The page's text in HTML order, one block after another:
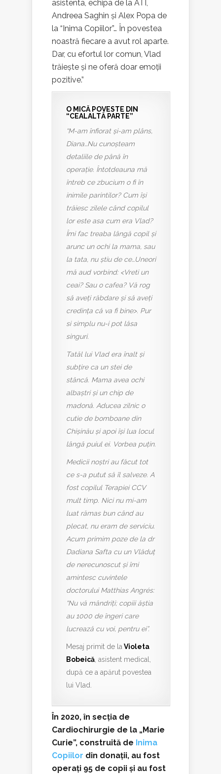
asistenta, echipa de la ATI,
Andreea Saghin și Alex Popa de
la “Inima Copiilor”… În povestea
noastră fiecare a avut rol aparte.
Dar, cu efortul lor comun, Vlad
trăiește și ne oferă doar emoții
pozitive.”
O MICĂ POVESTE DIN
“CEALALTĂ PARTE”
“M-am înfiorat și-am plâns,
Diana…Nu cunoșteam
detaliile de până în
operație. Întotdeauna mă
întreb ce zbucium o fi în
inimile parintilor? Cum își
trăiesc zilele când copilul
lor este asa cum era Vlad?
Îmi fac treaba lângă copil și
arunc un ochi la mama, sau
la tata, nu știu de ce…Uneori
mă aud vorbind: <Vreti un
ceai? Sau o cafea? Vă rog
să aveți răbdare și să aveți
credința că va fi bine>. Pur
si simplu nu-i pot lăsa
singuri.
Tatăl lui Vlad era înalt și
subțire ca un stei de
stâncă. Mama avea ochi
albaștri și un chip de
madonă. Aducea zilnic o
cutie de bomboane din
Chișinău și apoi își lua locul
lângă puiul ei. Vorbea puțin.
Medicii noștri au făcut tot
ce s-a putut să îl salveze. A
fost copilul Terapiei CCV
mult timp. Nici nu mi-am
luat rămas bun când au
plecat, nu eram de serviciu.
Acum primim poze de la dr
Dadiana Safta cu un Vlăduț
de nerecunoscut și îmi
amintesc cuvintele
doctorului Matthias Angrés:
“Nu vă mândriți; copiii ăștia
au 1000 de îngeri care
lucrează cu voi, pentru ei”.
Mesaj primit de laVioleta
Bobeică, asistent medical,
după ce a apărut povestea
lui Vlad.
În 2020, în secția de
Cardiochirurgie de la „Marie
Curie”, construită de Inima
Copiilor din donații, au fost
operați 95 de copii și au fost